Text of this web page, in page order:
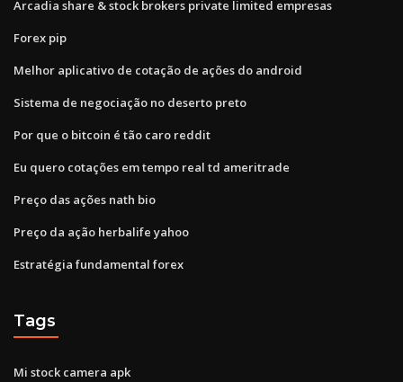
Arcadia share & stock brokers private limited empresas
Forex pip
Melhor aplicativo de cotação de ações do android
Sistema de negociação no deserto preto
Por que o bitcoin é tão caro reddit
Eu quero cotações em tempo real td ameritrade
Preço das ações nath bio
Preço da ação herbalife yahoo
Estratégia fundamental forex
Tags
Mi stock camera apk